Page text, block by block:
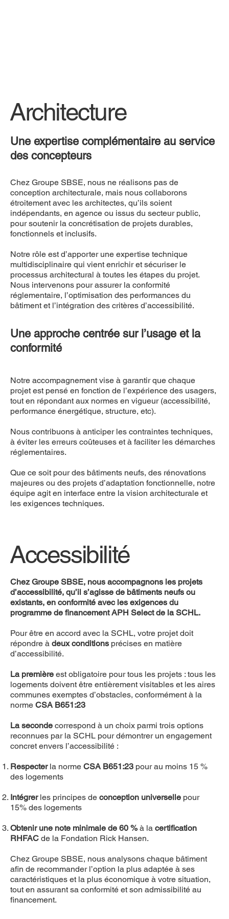
Architecture
Une expertise complémentaire au service
des concepteurs
Chez Groupe SBSE, nous ne réalisons pas de
conception architecturale, mais nous collaborons
étroitement avec les architectes, qu’ils soient
indépendants, en agence ou issus du secteur public,
pour soutenir la concrétisation de projets durables,
fonctionnels et inclusifs.
Notre rôle est d’apporter une expertise technique
multidisciplinaire qui vient enrichir et sécuriser le
processus architectural à toutes les étapes du projet.
Nous intervenons pour assurer la conformité
réglementaire, l’optimisation des performances du
bâtiment et l’intégration des critères d’accessibilité.
Une approche centrée sur l’usage et la
conformité
Notre accompagnement vise à garantir que chaque
projet est pensé en fonction de l’expérience des usagers,
tout en répondant aux normes en vigueur (accessibilité,
performance énergétique, structure, etc).
Nous contribuons à anticiper les contraintes techniques,
à éviter les erreurs coûteuses et à faciliter les démarches
réglementaires.
Que ce soit pour des bâtiments neufs, des rénovations
majeures ou des projets d’adaptation fonctionnelle, notre
équipe agit en interface entre la vision architecturale et
les exigences techniques.
Accessibilité
Chez Groupe SBSE, nous accompagnons les projets
d’accessibilité, qu’il s’agisse de bâtiments neufs ou
existants, en conformité avec les exigences du
programme de financement APH Select de la SCHL.
Pour être en accord avec la SCHL, votre projet doit
répondre à deux conditionsprécises en matière
d’accessibilité.
La premièreest obligatoire pour tous les projets : tous les
logements doivent être entièrement visitables et les aires
communes exemptes d’obstacles, conformément à la
norme CSA B651:23
La secondecorrespond à un choix parmi trois options
reconnues par la SCHL pour démontrer un engagement
concret envers l’accessibilité :
Respecterla norme CSA B651:23pour au moins 15 %
des logements
Intégrerles principes de conception universellepour
15% des logements
Obtenir une note minimale de 60 %à la certification
RHFACde la Fondation Rick Hansen.
Chez Groupe SBSE, nous analysons chaque bâtiment
afin de recommander l’option la plus adaptée à ses
caractéristiques et la plus économique à votre situation,
tout en assurant sa conformité et son admissibilité au
financement.